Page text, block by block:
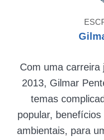
Com uma carreira
2013, Gilmar
temas
popular,
ambientais, para